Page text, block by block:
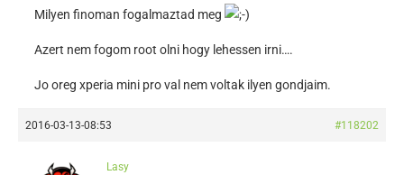
Milyen finoman fogalmaztad meg
Azert nem fogom root olni hogy lehessen irni….
Jo oreg xperia mini pro val nem voltak ilyen gondjaim.
2016-03-13-08:53 #118202
Lasy